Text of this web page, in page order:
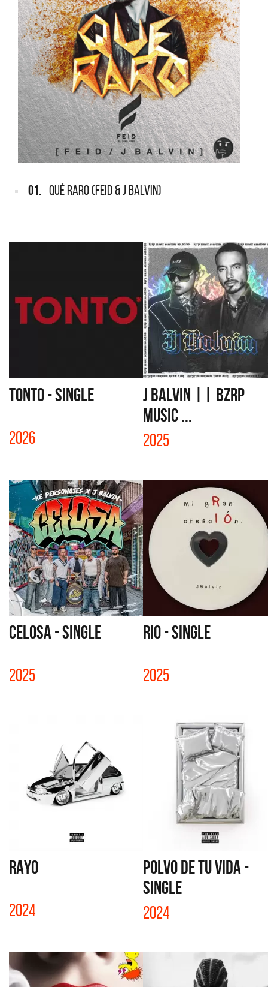
01. QUÉ RARO (FEID & J BALVIN)
TONTO - SINGLE
2026
J BALVIN || BZRP
Music ...
2025
CELOSA - SINGLE
2025
RIO - SINGLE
2025
RAYO
2024
POLVO DE TU VIDA -
SINGLE
2024